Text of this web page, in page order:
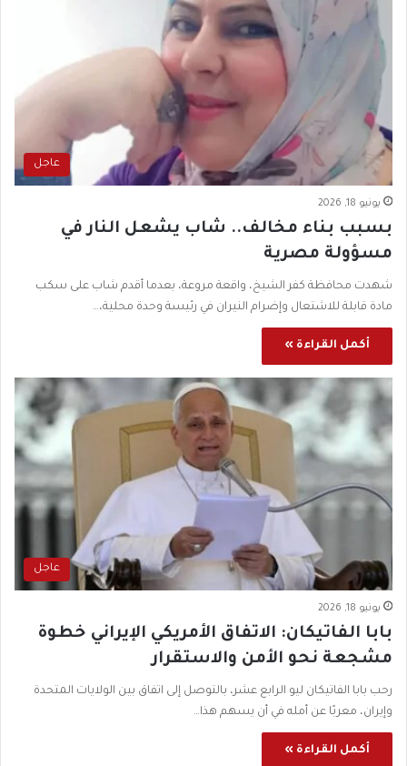
عاجل
يونيو 18, 2026
بسبب بناء مخالف.. شاب يشعل النار في
مسؤولة مصرية
شهدت محافظة كفر الشيخ، واقعة مروعة، بعدما أقدم شاب على سكب
مادة قابلة للاشتعال وإضرام النيران في رئيسة وحدة محلية،…
أكمل القراءة »
عاجل
يونيو 18, 2026
بابا الفاتيكان: الاتفاق الأمريكي الإيراني خطوة
مشجعة نحو الأمن والاستقرار
رحب بابا الفاتيكان ليو الرابع عشر، بالتوصل إلى اتفاق بين الولايات المتحدة
وإيران، معربًا عن أمله في أن يسهم هذا…
أكمل القراءة »